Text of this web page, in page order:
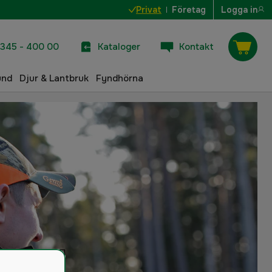
Privat Företag Logga in
- 400 00 Kataloger Kontakt
Djur & Lantbruk Fyndhörna